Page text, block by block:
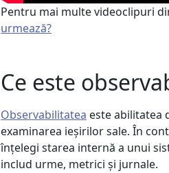
Pentru mai multe videoclipuri
urmează?
Ce este
Observabilitatea este abilitatea
examinarea ieșirilor sale. În
înțelegi starea internă a unui
includ urme, metrici și jurnale.